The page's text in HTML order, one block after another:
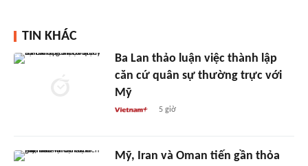
TIN KHÁC
Ba Lan thảo luận việc thành lập
căn cứ quân sự thường trực với
Mỹ
5 giờ
Mỹ, Iran và Oman tiến gần thỏa